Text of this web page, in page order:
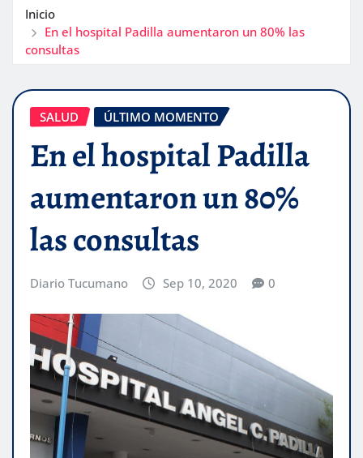
Inicio
En el hospital Padilla aumentaron un 80% las
consultas
SALUD ÚLTIMO MOMENTO
En el hospital Padilla
aumentaron un 80%
las consultas
Diario Tucumano Sep 10, 2020 0